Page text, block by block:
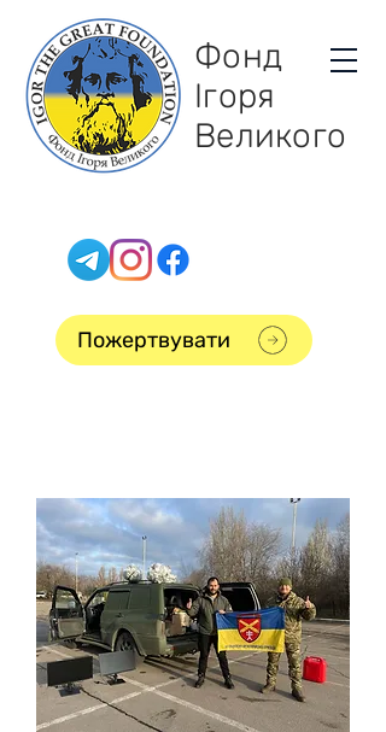
Фонд
Ігоря
Великого
Пожертвувати